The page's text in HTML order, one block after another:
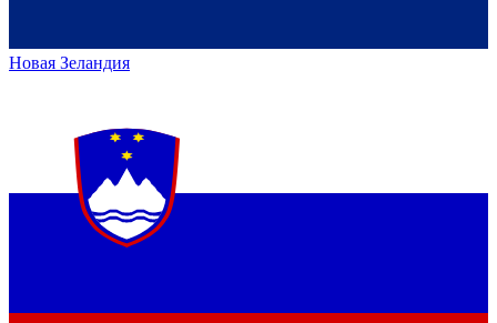
Новая Зеландия